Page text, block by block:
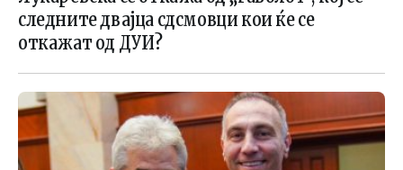
следните двајца сдсмовци кои ќе се
откажат од ДУИ?